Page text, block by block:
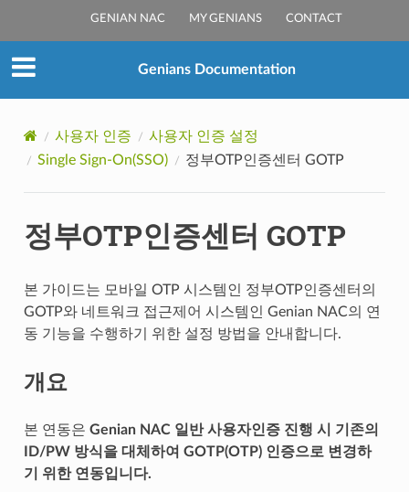
GENIAN NAC MY GENIANS CONTACT
Genians Documentation
사용자 인증
사용자 인증 설정
Single Sign-On(SSO)
정부OTP인증센터 GOTP
정부OTP인증센터 GOTP
본 가이드는 모바일 OTP 시스템인 정부OTP인증센터의
GOTP와 네트워크 접근제어 시스템인 Genian NAC의 연
동 기능을 수행하기 위한 설정 방법을 안내합니다.
개요
본 연동은 Genian NAC 일반 사용자인증 진행 시 기존의
ID/PW 방식을 대체하여 GOTP(OTP) 인증으로 변경하
기 위한 연동입니다.